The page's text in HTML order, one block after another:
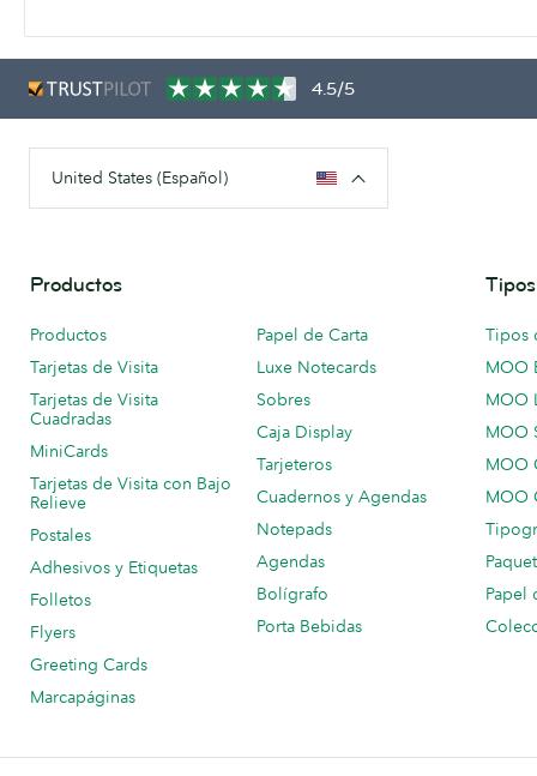
4.5/5
United States (Español)
Productos
Productos
Tarjetas de Visita
Tarjetas de Visita
Cuadradas
MiniCards
Tarjetas de Visita con Bajo
Relieve
Postales
Adhesivos y Etiquetas
Folletos
Flyers
Greeting Cards
Marcapáginas
Papel de Carta
Luxe Notecards
Sobres
Caja Display
Tarjeteros
Cuadernos y Agendas
Notepads
Agendas
Bolígrafo
Porta Bebidas
Tipos
MOO
MOO
MOO
MOO
MOO
Papel